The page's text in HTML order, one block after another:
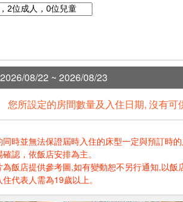
08/22 ~ 2026/08/23
您所設定的房間數量及入住日期, 沒有
時並無法保證屆時入住的床型一定與預訂時
認，依飯店安排為主。
飯店提供參考圖,如有變動恕不另行通知,以飯
代表人需為19歲以上。